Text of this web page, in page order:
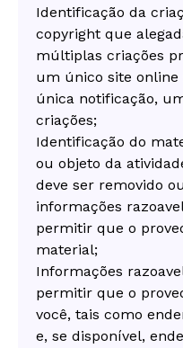
Identificação da
copyright que
múltiplas criações
um único site
única notificação,
criações;
Identificação do
ou objeto da
deve ser removido
informações
permitir que o
material;
Informações
permitir que o
você, tais como
e, se disponível,